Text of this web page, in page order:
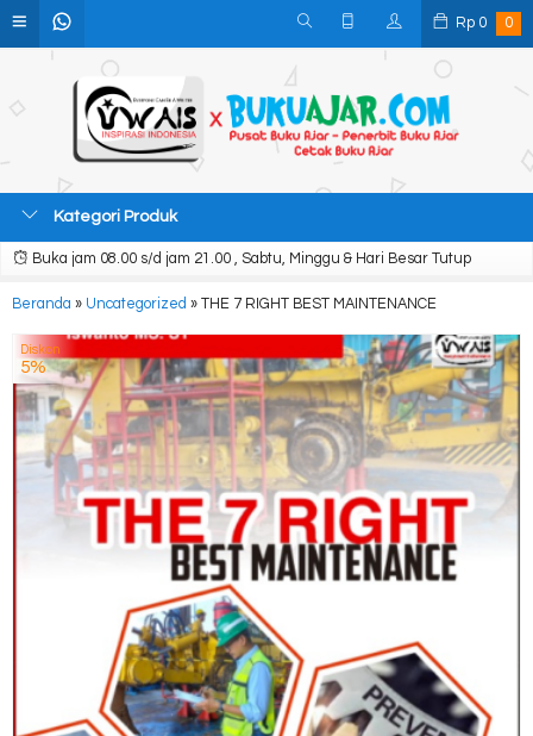
Rp 0 0
Kategori Produk
Buka jam 08.00 s/d jam 21.00 , Sabtu, Minggu & Hari Besar Tutup
Beranda » Uncategorized » THE 7 RIGHT BEST MAINTENANCE
Diskon
5%